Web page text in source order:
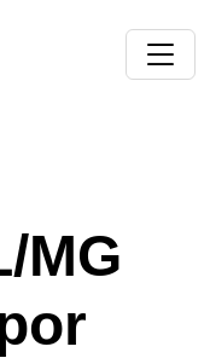
MG